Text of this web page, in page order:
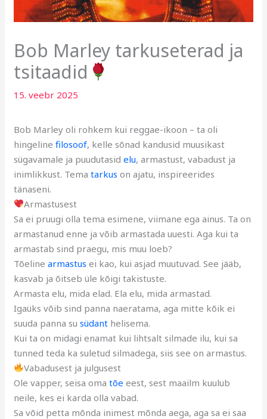
Bob Marley tarkuseterad ja
tsitaadid
15. veebr 2025
Bob Marley oli rohkem kui reggae-ikoon – ta oli
hingelinefilosoof, kelle sõnad kandusid muusikast
sügavamale ja puudutasidelu, armastust, vabadust ja
inimlikkust. Tematarkus on ajatu, inspireerides
tänaseni.
Armastusest
Sa ei pruugi olla tema esimene, viimane ega ainus. Ta on
armastanud enne ja võib armastada uuesti. Aga kui ta
armastab sind praegu, mis muu loeb?
Tõelinearmastus ei kao, kui asjad muutuvad. See jääb,
kasvab ja õitseb üle kõigi takistuste.
Armasta elu, mida elad. Ela elu, mida armastad.
Igaüks võib sind panna naeratama, aga mitte kõik ei
suuda panna susüdant helisema.
Kui ta on midagi enamat kui lihtsalt silmade ilu, kui sa
tunned teda ka suletud silmadega, siis see on armastus.
Vabadusest ja julgusest
Ole vapper, seisa omatõe eest, sest maailm kuulub
neile, kes ei karda olla vabad.
Sa võid petta mõnda inimest mõnda aega, aga sa ei saa